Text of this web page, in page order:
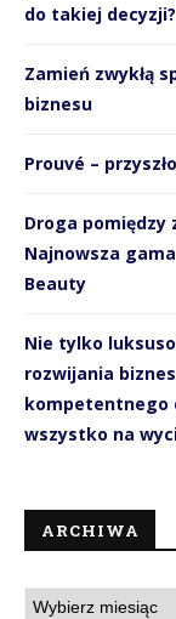
do takiej decyzji?
Zamień zwykłą
biznesu
Prouvé –
Droga pomiędzy
Najnowsza
Beauty
Nie tylko
rozwijania
kompetentnego
wszystko na
ARCHIWA